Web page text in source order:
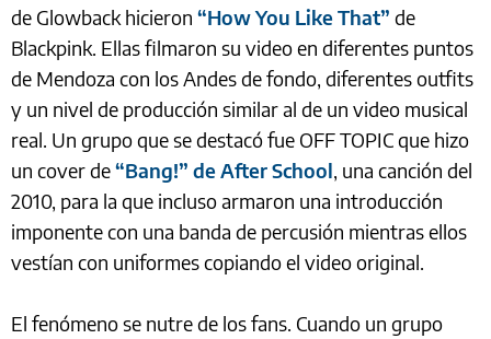
de Glowback hicieron “How You Like That” de
Blackpink. Ellas filmaron su video en diferentes puntos
de Mendoza con los Andes de fondo, diferentes outfits
y un nivel de producción similar al de un video musical
real. Un grupo que se destacó fue OFF TOPIC que hizo
un cover de“Bang!” de After School, una canción del
2010, para la que incluso armaron una introducción
imponente con una banda de percusión mientras ellos
vestían con uniformes copiando el video original.
El fenómeno se nutre de los fans. Cuando un grupo